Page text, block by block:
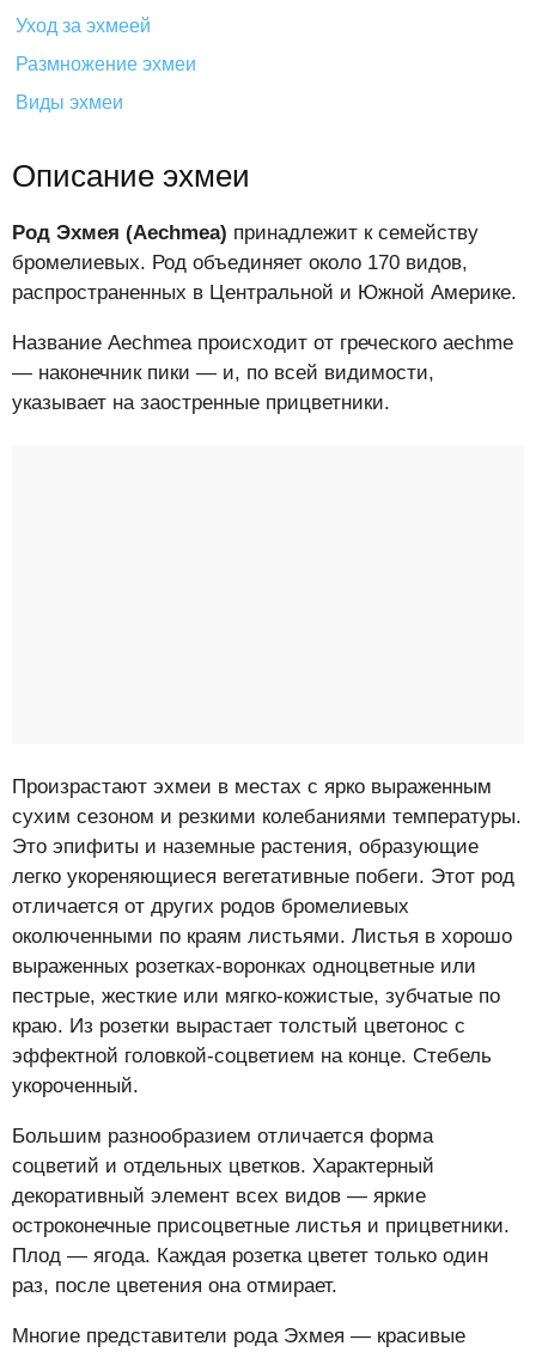
Уход за эхмеей
Размножение эхмеи
Виды эхмеи
Описание эхмеи
Род Эхмея (Aechmea) принадлежит к семейству
бромелиевых. Род объединяет около 170 видов,
распространенных в Центральной и Южной Америке.
Название Aechmea происходит от греческого aechme
— наконечник пики — и, по всей видимости,
указывает на заостренные прицветники.
Произрастают эхмеи в местах с ярко выраженным
сухим сезоном и резкими колебаниями температуры.
Это эпифиты и наземные растения, образующие
легко укореняющиеся вегетативные побеги. Этот род
отличается от других родов бромелиевых
околюченными по краям листьями. Листья в хорошо
выраженных розетках-воронках одноцветные или
пестрые, жесткие или мягко-кожистые, зубчатые по
краю. Из розетки вырастает толстый цветонос с
эффектной головкой-соцветием на конце. Стебель
укороченный.
Большим разнообразием отличается форма
соцветий и отдельных цветков. Характерный
декоративный элемент всех видов — яркие
остроконечные присоцветные листья и прицветники.
Плод — ягода. Каждая розетка цветет только один
раз, после цветения она отмирает.
Многие представители рода Эхмея — красивые